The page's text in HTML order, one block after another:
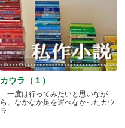
カウラ（１）
一度は行ってみたいと思いなが
ら、なかなか足を運べなかったカウ
ラ.....